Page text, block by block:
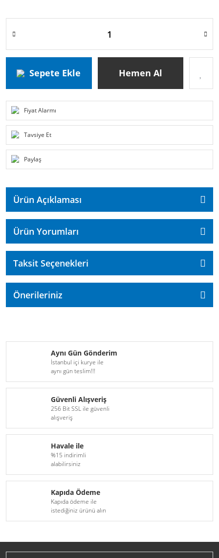
Sepete Ekle Hemen Al
Fiyat Alarmı
Tavsiye Et
Paylaş
Ürün Açıklaması
Ürün Yorumları
Taksit Seçenekleri
Önerileriniz
Aynı Gün Gönderim
İstanbul içi kurye ile
aynı gün teslim!!!
Güvenli Alışveriş
256 Bit SSL ile güvenli
alışveriş
Havale ile
%15 indirimli
alabilirsiniz
Kapıda Ödeme
Kapıda ödeme ile
istediğiniz ürünü alın